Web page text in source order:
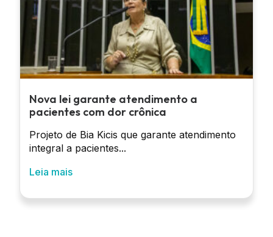
Nova lei garante atendimento a
pacientes com dor crônica
Projeto de Bia Kicis que garante atendimento
integral a pacientes...
Leia mais